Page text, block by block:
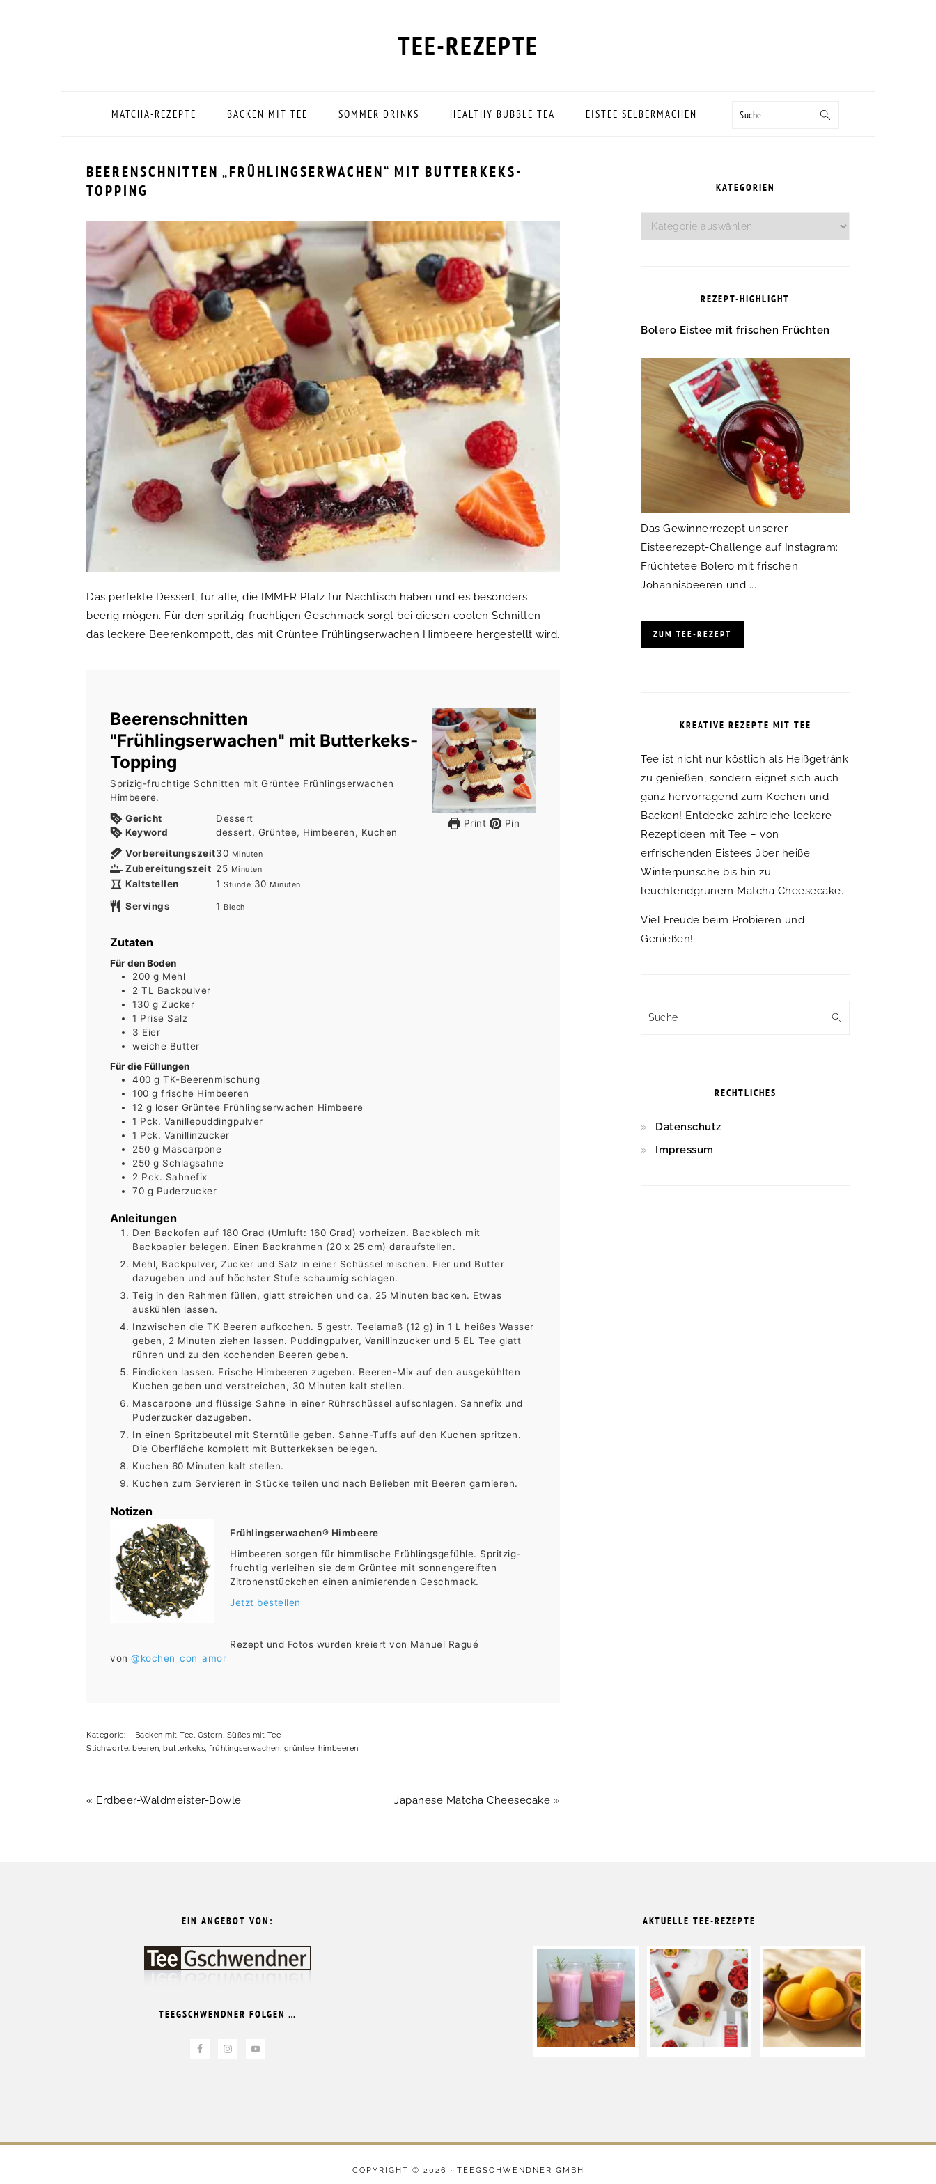
TEE-REZEPTE
MATCHA-REZEPTE BACKEN MIT TEE SOMMER DRINKS HEALTHY BUBBLE TEA EISTEE SELBERMACHEN Suche
BEERENSCHNITTEN „FRÜHLINGSERWACHEN“ MIT BUTTERKEKS-
TOPPING
Das perfekte Dessert, für alle, die IMMER Platz für Nachtisch haben und es besonders
beerig mögen. Für den spritzig-fruchtigen Geschmack sorgt bei diesen coolen Schnitten
das leckere Beerenkompott, das mit Grüntee Frühlingserwachen Himbeere hergestellt wird.
Print Pin
Beerenschnitten
"Frühlingserwachen" mit Butterkeks-
Topping
Sprizig-fruchtige Schnitten mit Grüntee Frühlingserwachen
Himbeere.
Gericht
Dessert
Keyword
dessert, Grüntee, Himbeeren, Kuchen
Vorbereitungszeit30Minuten
Minuten
Zubereitungszeit 25Minuten
Minuten
Kaltstellen 1 Stunde
Stunde 30Minuten
Minuten
Servings 1 Blech
Zutaten
Für den Boden
200 g Mehl
2 TL
Backpulver
130 g Zucker
1 Prise Salz
3 Eier
weiche Butter
Für die Füllungen
400 g TK-Beerenmischung
100 g frische Himbeeren
12 g loser Grüntee Frühlingserwachen Himbeere
1 Pck. Vanillepuddingpulver
1 Pck. Vanillinzucker
250 g Mascarpone
250 g Schlagsahne
2 Pck. Sahnefix
70 g Puderzucker
Anleitungen
Den Backofen auf 180 Grad (Umluft: 160 Grad) vorheizen. Backblech mit
Backpapier belegen. Einen Backrahmen (20 x 25 cm) daraufstellen.
Mehl, Backpulver, Zucker und Salz in einer Schüssel mischen. Eier und Butter
dazugeben und auf höchster Stufe schaumig schlagen.
Teig in den Rahmen füllen, glatt streichen und ca. 25 Minuten backen. Etwas
auskühlen lassen.
Inzwischen die TK Beeren aufkochen. 5 gestr. Teelamaß (12 g) in 1 L heißes Wasser
geben, 2 Minuten ziehen lassen. Puddingpulver, Vanillinzucker und 5 EL Tee glatt
rühren und zu den kochenden Beeren geben.
Eindicken lassen. Frische Himbeeren zugeben. Beeren-Mix auf den ausgekühlten
Kuchen geben und verstreichen, 30 Minuten kalt stellen.
Mascarpone und flüssige Sahne in einer Rührschüssel aufschlagen. Sahnefix und
Puderzucker dazugeben.
In einen Spritzbeutel mit Sterntülle geben. Sahne-Tuffs auf den Kuchen spritzen.
Die Oberfläche komplett mit Butterkeksen belegen.
Kuchen 60 Minuten kalt stellen.
Kuchen zum Servieren in Stücke teilen und nach Belieben mit Beeren garnieren.
Notizen
Frühlingserwachen® Himbeere
Himbeeren sorgen für himmlische Frühlingsgefühle. Spritzig-
fruchtig verleihen sie dem Grüntee mit sonnengereiften
Zitronenstückchen einen animierenden Geschmack.
Jetzt bestellen
Rezept und Fotos wurden kreiert von Manuel Ragué
von @kochen_con_amor
Kategorie: Backen mit Tee, Ostern, Süßes mit Tee
Stichworte: beeren, butterkeks, frühlingserwachen, grüntee, himbeeren
Vorheriger
« Erdbeer-Waldmeister-Bowle
Nächster
Japanese Matcha Cheesecake »
KATEGORIEN
Kategorien
REZEPT-HIGHLIGHT
Bolero Eistee mit frischen Früchten
Das Gewinnerrezept unserer
Eisteerezept-Challenge auf Instagram:
Früchtetee Bolero mit frischen
Johannisbeeren und ...
ZUM TEE-REZEPT
KREATIVE REZEPTE MIT TEE
Tee ist nicht nur köstlich als Heißgetränk
zu genießen, sondern eignet sich auch
ganz hervorragend zum Kochen und
Backen! Entdecke zahlreiche leckere
Rezeptideen mit Tee – von
erfrischenden Eistees über heiße
Winterpunsche bis hin zu
leuchtendgrünem Matcha Cheesecake.
Viel Freude beim Probieren und
Genießen!
Suche
RECHTLICHES
Datenschutz
Impressum
EIN ANGEBOT VON:
TEEGSCHWENDNER FOLGEN …
AKTUELLE TEE-REZEPTE
COPYRIGHT © 2026 · TEEGSCHWENDNER GMBH